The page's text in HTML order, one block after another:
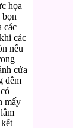
họa
bọn
các
các
nếu
cửa
đêm
mấy